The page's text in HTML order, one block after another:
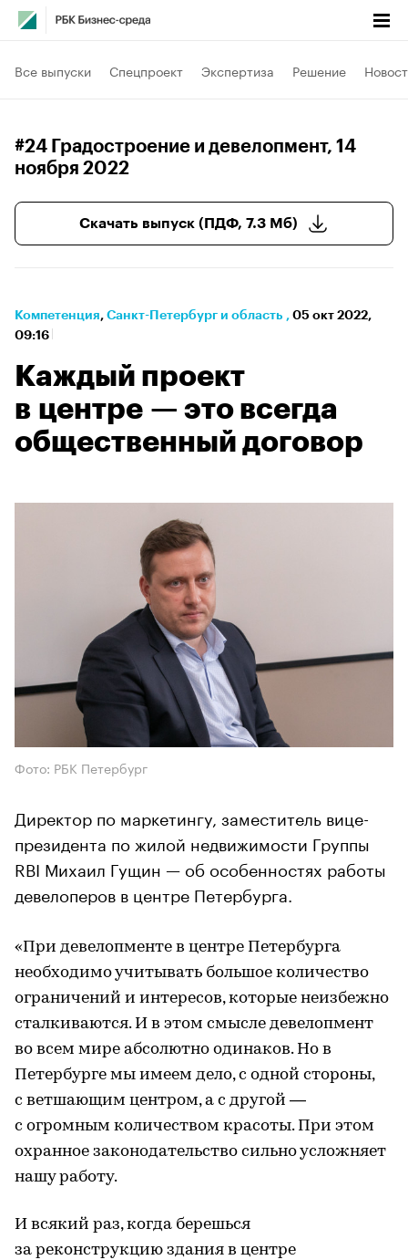
Все выпуски Спецпроект Экспертиза Решение
#24 Градостроение и девелопмент, 14
ноября 2022
Скачать выпуск (ПДФ, 7.3 Мб)
Компетенция⁠, Санкт-Петербург и область , 05 окт 2022,
09:16
Каждый проект
в центре — это всегда
общественный договор
Фото: РБК Петербург
Директор по маркетингу, заместитель вице-
президента по жилой недвижимости Группы
RBI Михаил Гущин — об особенностях работы
девелоперов в центре Петербурга.
«При девелопменте в центре Петербурга
необходимо учитывать большое количество
ограничений и интересов, которые неизбежно
сталкиваются. И в этом смысле девелопмент
во всем мире абсолютно одинаков. Но в
Петербурге мы имеем дело, с одной стороны,
с ветшающим центром, а с другой —
с огромным количеством красоты. При этом
охранное законодательство сильно усложняет
нашу работу.
И всякий раз, когда берешься
за реконструкцию здания в центре